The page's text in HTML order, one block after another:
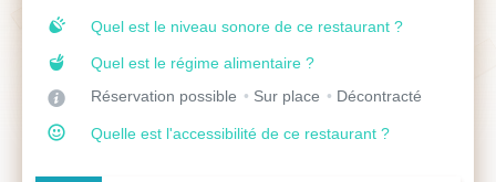
Quel est le niveau sonore de ce restaurant ?
Quel est le régime alimentaire ?
Réservation possible
Sur place Décontracté
Quelle est l'accessibilité de ce restaurant ?